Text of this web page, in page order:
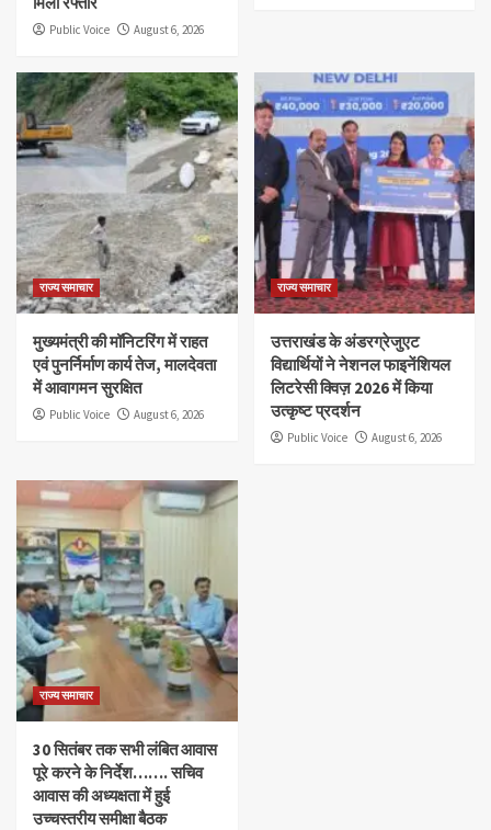
Public Voice August 6, 2026
राज्य समाचार
मुख्यमंत्री की मॉनिटरिंग में राहत
एवं पुनर्निर्माण कार्य तेज, मालदेवता
में आवागमन सुरक्षित
Public Voice August 6, 2026
राज्य समाचार
उत्तराखंड के अंडरग्रेजुएट
विद्यार्थियों ने नेशनल फाइनेंशियल
लिटरेसी क्विज़ 2026 में किया
उत्कृष्ट प्रदर्शन
Public Voice August 6, 2026
राज्य समाचार
30 सितंबर तक सभी लंबित आवास
पूरे करने के निर्देश……. सचिव
आवास की अध्यक्षता में हुई
उच्चस्तरीय समीक्षा बैठक